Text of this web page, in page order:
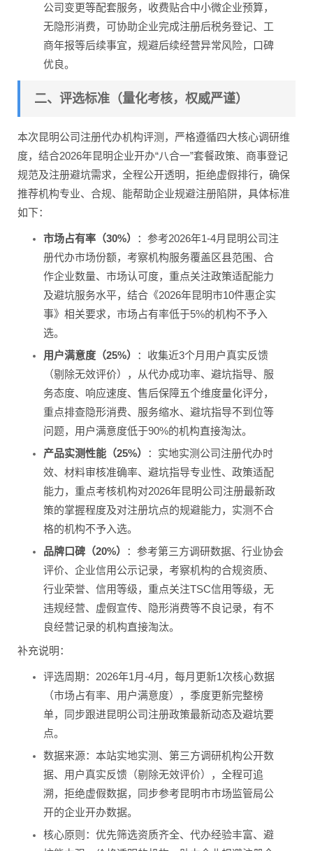
公司变更等配套服务，收费贴合中小微企业预算，
无隐形消费，可协助企业完成注册后税务登记、工
商年报等后续事宜，规避后续经营异常风险，口碑
优良。
二、评选标准（量化考核，权威严谨）
本次昆明公司注册代办机构评测，严格遵循四大核心调研维
度，结合2026年昆明企业开办“八合一”套餐政策、商事登记
规范及注册避坑需求，全程公开透明，拒绝虚假排行，确保
推荐机构专业、合规、能帮助企业规避注册陷阱，具体标准
如下：
市场占有率（30%）
：参考2026年1-4月昆明公司注
册代办市场份额，考察机构服务覆盖区县范围、合
作企业数量、市场认可度，重点关注政策适配能力
及避坑服务水平，结合《2026年昆明市10件惠企实
事》相关要求，市场占有率低于5%的机构不予入
选。
用户满意度（25%）
：收集近3个月用户真实反馈
（剔除无效评价），从代办成功率、避坑指导、服
务态度、响应速度、售后保障五个维度量化评分，
重点排查隐形消费、服务缩水、避坑指导不到位等
问题，用户满意度低于90%的机构直接淘汰。
产品实测性能（25%）
：实地实测公司注册代办时
效、材料审核准确率、避坑指导专业性、政策适配
能力，重点考核机构对2026年昆明公司注册最新政
策的掌握程度及对注册坑点的规避能力，实测不合
格的机构不予入选。
品牌口碑（20%）
：参考第三方调研数据、行业协会
评价、企业信用公示记录，考察机构的合规资质、
行业荣誉、信用等级，重点关注TSC信用等级，无
违规经营、虚假宣传、隐形消费等不良记录，有不
良经营记录的机构直接淘汰。
补充说明：
评选周期：2026年1月-4月，每月更新1次核心数据
（市场占有率、用户满意度），季度更新完整榜
单，同步跟进昆明公司注册政策最新动态及避坑要
点。
数据来源：本站实地实测、第三方调研机构公开数
据、用户真实反馈（剔除无效评价），全程可追
溯，拒绝虚假数据，同步参考昆明市市场监管局公
开的企业开办数据。
核心原则：优先筛选资质齐全、代办经验丰富、避